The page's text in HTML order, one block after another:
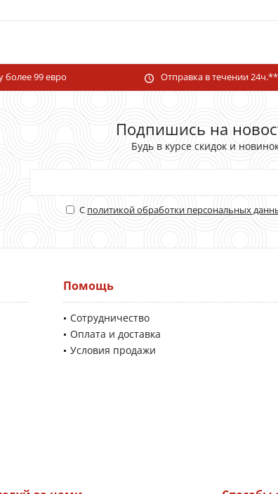
более 99 евро Отправка в течении 24ч.**
Подпишись на
Будь в курсе скидок и
С политикой обработки персональных
Помощь
Сотрудничество
Оплата и доставка
Условия продажи